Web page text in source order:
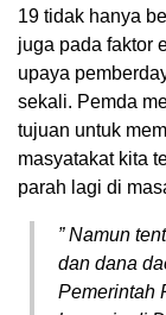
19 tidak hanya
juga pada faktor
upaya
sekali. Pemda
tujuan untuk
masyatakat kita
parah lagi di
” Namun
dan dana
Pemerintah